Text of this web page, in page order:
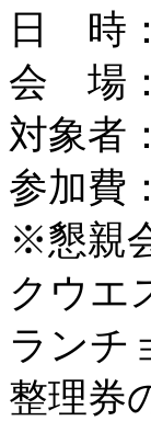
日 時
会 場
対象者
参加費
※懇親
クウエ
ランチ
整理券